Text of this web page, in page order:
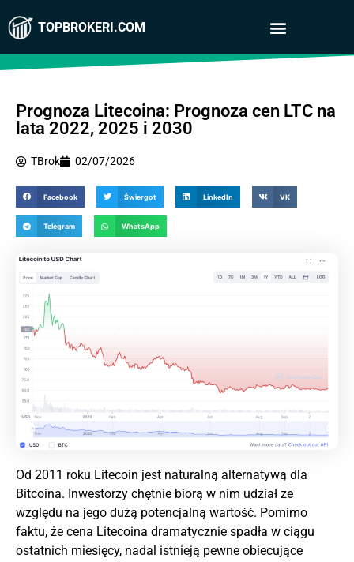
TOPBROKERI.COM
Prognoza Litecoina: Prognoza cen LTC na
lata 2022, 2025 i 2030
TBrok 02/07/2026
Facebook Świergot LinkedIn VK
Telegram WhatsApp
Od 2011 roku Litecoin jest naturalną alternatywą dla
Bitcoina. Inwestorzy chętnie biorą w nim udział ze
względu na jego dużą potencjalną wartość. Pomimo
faktu, że cena Litecoina dramatycznie spadła w ciągu
ostatnich miesięcy, nadal istnieją pewne obiecujące